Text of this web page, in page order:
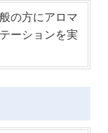
の方にアロマ
ーションを実